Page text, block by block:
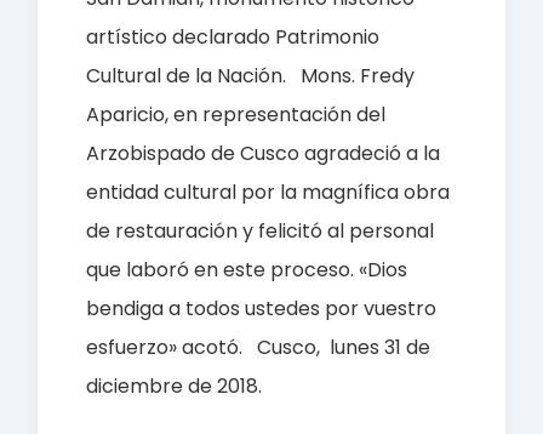
artístico declarado Patrimonio
Cultural de la Nación.
Mons. Fredy
Aparicio, en representación del
Arzobispado de Cusco agradeció a la
entidad cultural por la magnífica obra
de restauración y felicitó al personal
que laboró en este proceso. «Dios
bendiga a todos ustedes por vuestro
esfuerzo» acotó. Cusco, lunes 31 de
diciembre de 2018.